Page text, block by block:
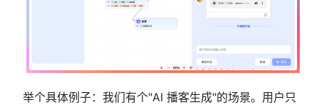
举个具体例子：我们有个"AI 播客生成"的场景。用户只